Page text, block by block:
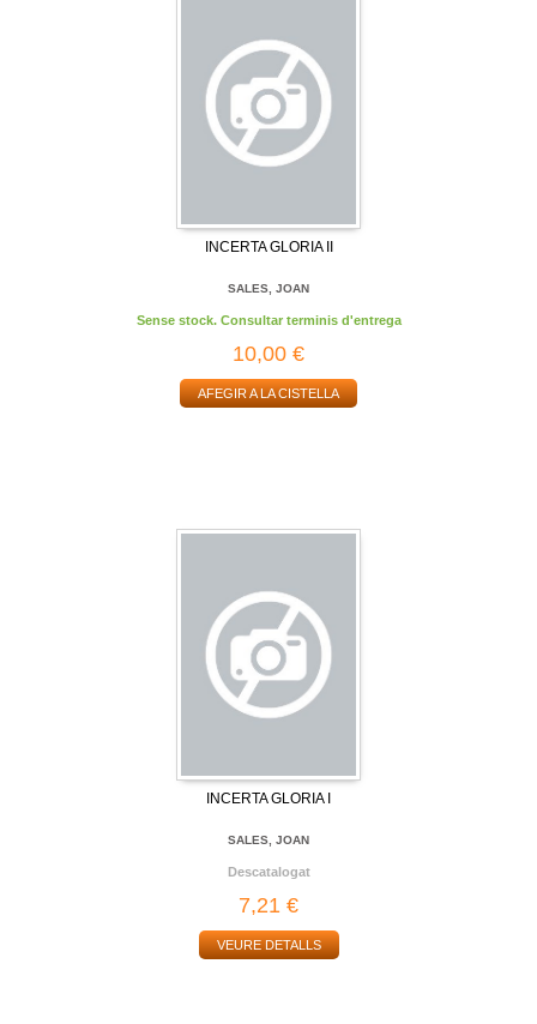
INCERTA GLORIA II
SALES, JOAN
Sense stock. Consultar terminis d'entrega
10,00 €
AFEGIR A LA CISTELLA
INCERTA GLORIA I
SALES, JOAN
Descatalogat
7,21 €
VEURE DETALLS